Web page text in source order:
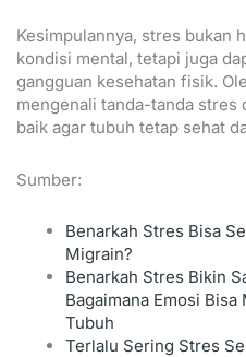
Kesimpulannya, stres bukan
kondisi mental, tetapi juga
gangguan kesehatan fisik.
mengenali tanda-tanda stres
baik agar tubuh tetap sehat
Sumber:
Benarkah Stres Bisa
Migrain?
Benarkah Stres Bikin
Bagaimana Emosi
Tubuh
Terlalu Sering Stres